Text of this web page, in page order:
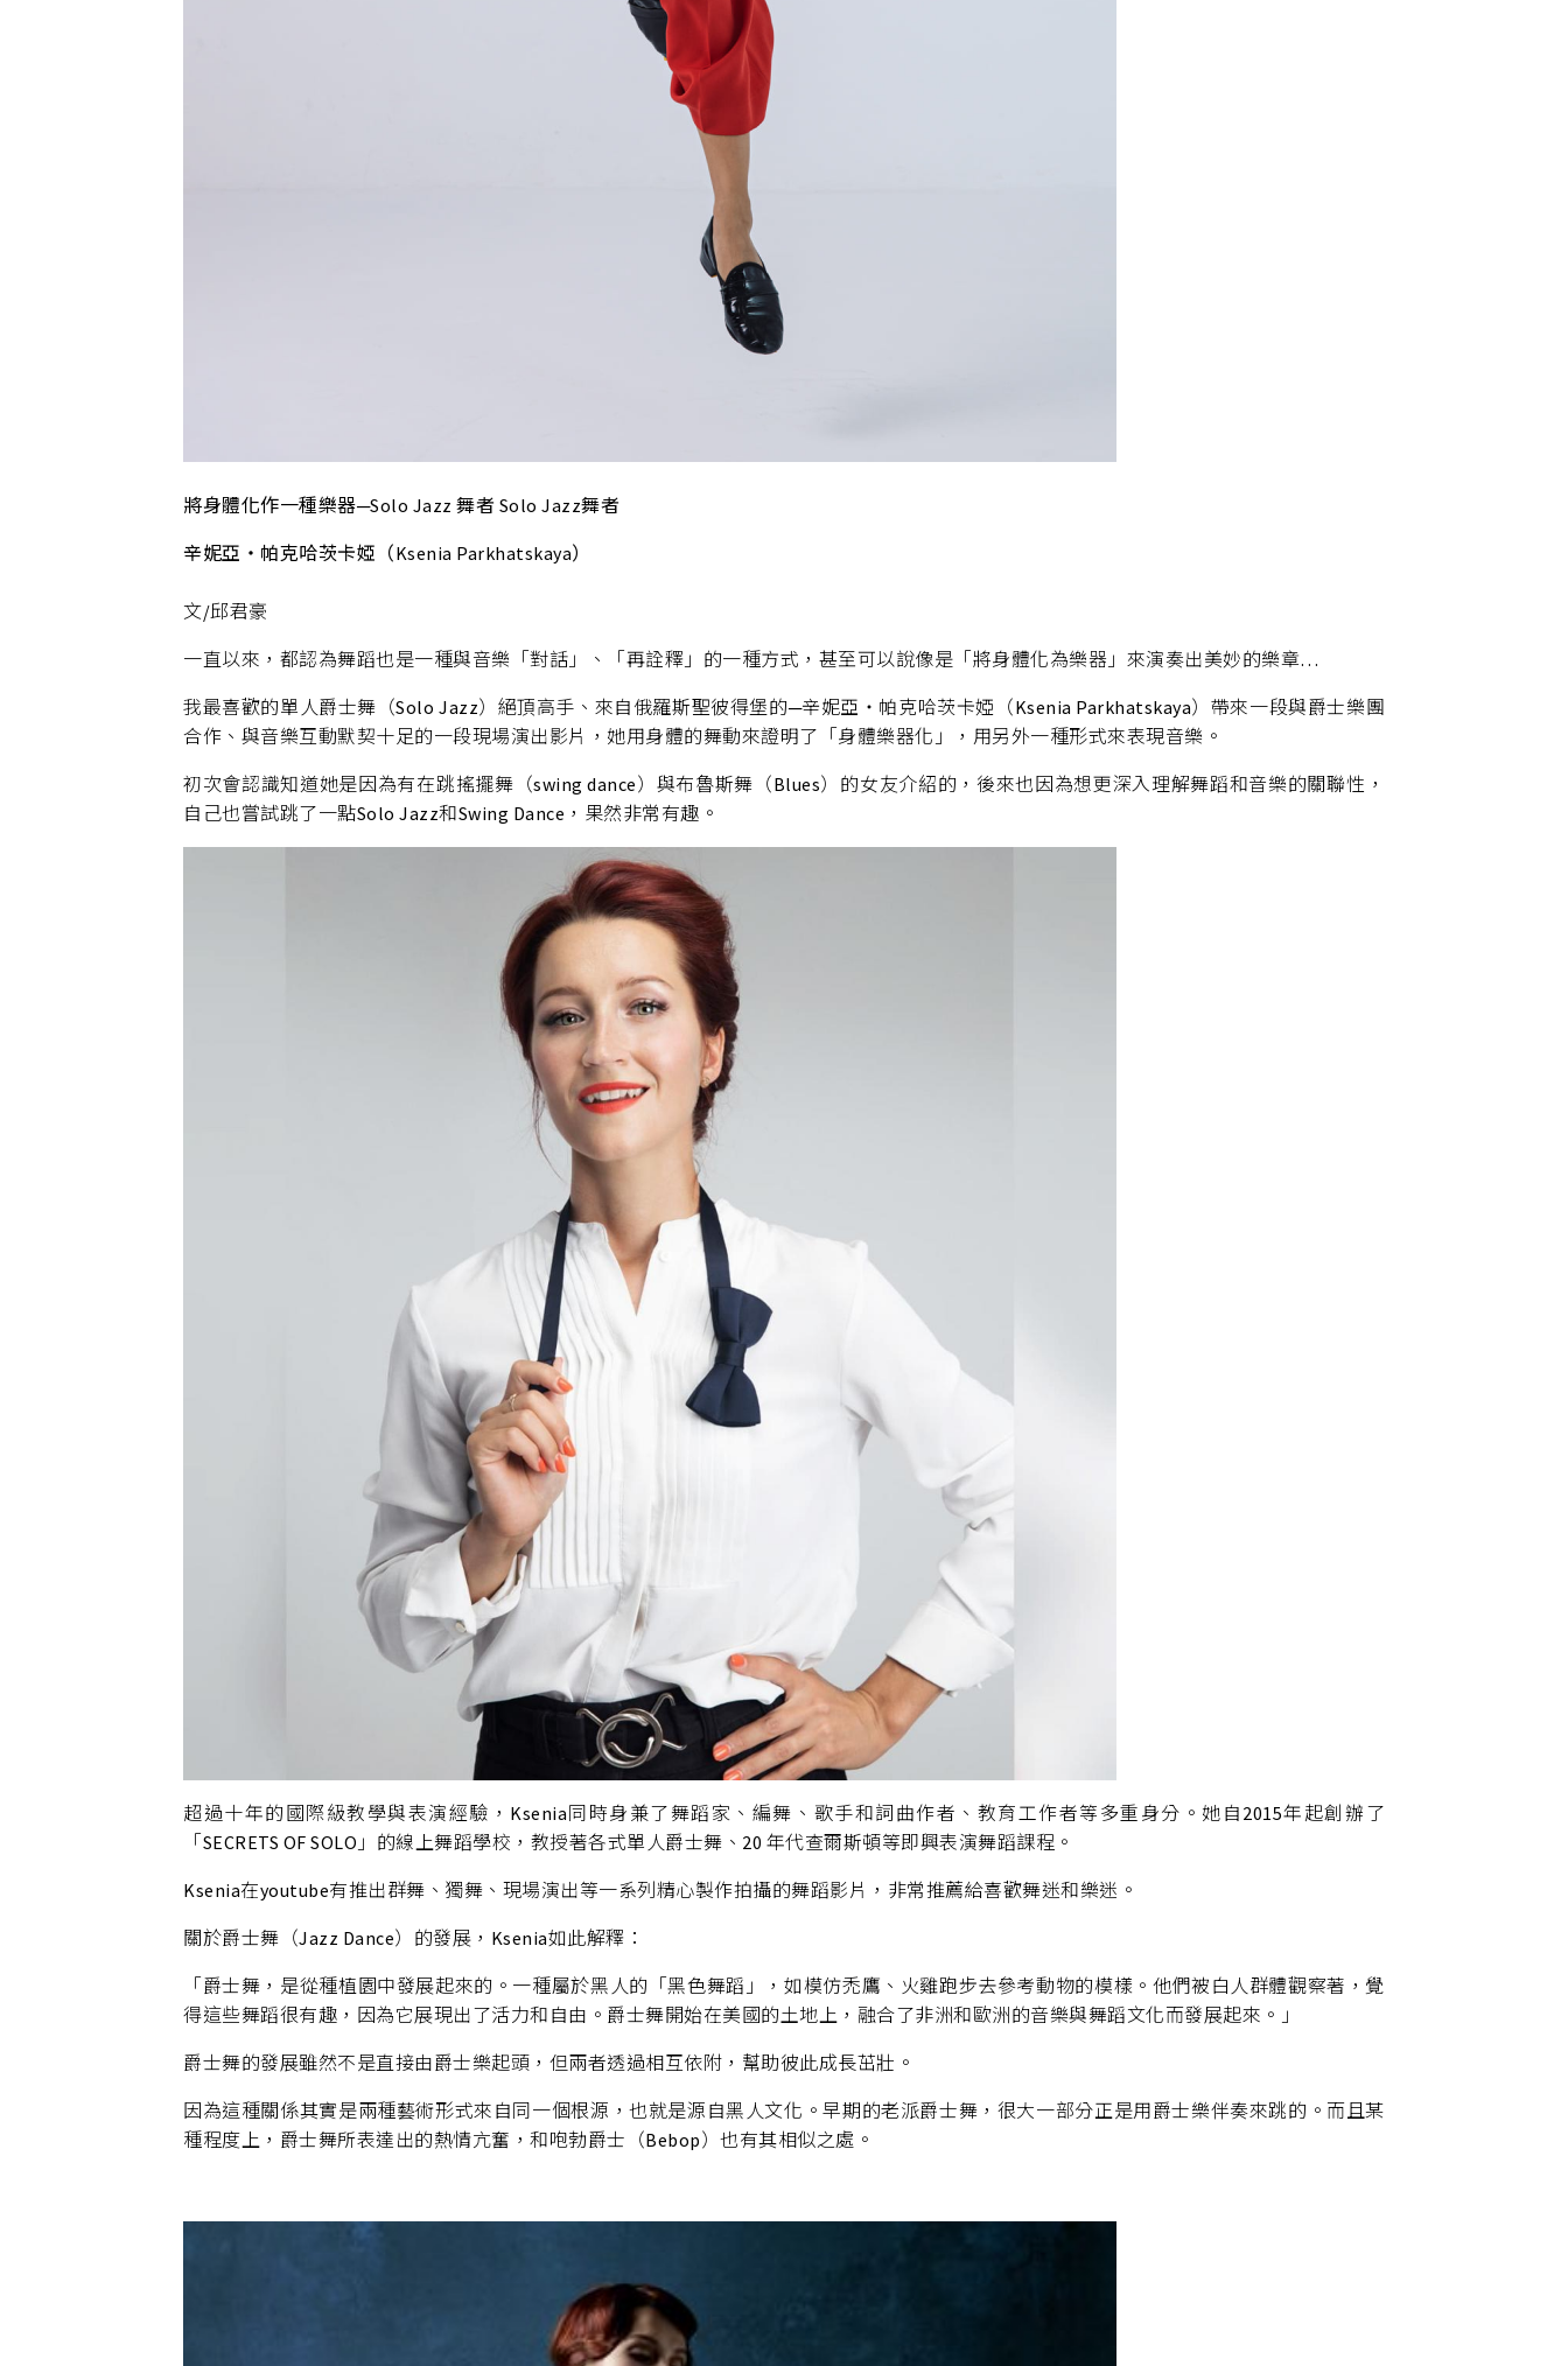
將身體化作一種樂器─Solo Jazz 舞者 Solo Jazz舞者
辛妮亞‧帕克哈茨卡婭（Ksenia Parkhatskaya）
文/邱君豪
一直以來，都認為舞蹈也是一種與音樂「對話」、「再詮釋」的一種方式，甚至可以說像是「將身體化為樂器」來演奏出美妙的樂章…
我最喜歡的單人爵士舞（Solo Jazz）絕頂高手、來自俄羅斯聖彼得堡的─辛妮亞‧帕克哈茨卡婭（Ksenia Parkhatskaya）帶來一段與爵士樂團
合作、與音樂互動默契十足的一段現場演出影片，她用身體的舞動來證明了「身體樂器化」，用另外一種形式來表現音樂。
初次會認識知道她是因為有在跳搖擺舞（swing dance）與布魯斯舞（Blues）的女友介紹的，後來也因為想更深入理解舞蹈和音樂的關聯性，
自己也嘗試跳了一點Solo Jazz和Swing Dance，果然非常有趣。
超過十年的國際級教學與表演經驗，Ksenia同時身兼了舞蹈家、編舞、歌手和詞曲作者、教育工作者等多重身分。她自2015年起創辦了
「SECRETS OF SOLO」的線上舞蹈學校，教授著各式單人爵士舞、20 年代查爾斯頓等即興表演舞蹈課程。
Ksenia在youtube有推出群舞、獨舞、現場演出等一系列精心製作拍攝的舞蹈影片，非常推薦給喜歡舞迷和樂迷。
關於爵士舞（Jazz Dance）的發展，Ksenia如此解釋：
「爵士舞，是從種植園中發展起來的。一種屬於黑人的「黑色舞蹈」，如模仿禿鷹、火雞跑步去參考動物的模樣。他們被白人群體觀察著，覺
得這些舞蹈很有趣，因為它展現出了活力和自由。爵士舞開始在美國的土地上，融合了非洲和歐洲的音樂與舞蹈文化而發展起來。」
爵士舞的發展雖然不是直接由爵士樂起頭，但兩者透過相互依附，幫助彼此成長茁壯。
因為這種關係其實是兩種藝術形式來自同一個根源，也就是源自黑人文化。早期的老派爵士舞，很大一部分正是用爵士樂伴奏來跳的。而且某
種程度上，爵士舞所表達出的熱情亢奮，和咆勃爵士（Bebop）也有其相似之處。